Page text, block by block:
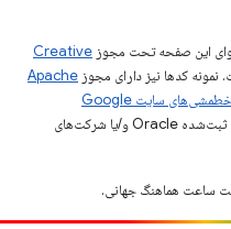
این صفحه تحت مجوز Creative
نمونه کدها نیز دارای مجوز Apache
خطمشی‌های سایت Google
مراجعه کنید. جاوا علامت تجاری ثبت‌شده Oracle و/یا شرکت‌های